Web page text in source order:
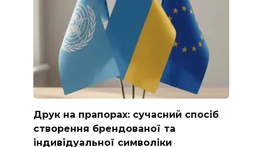
Друк на прапорах: сучасний спосіб
створення брендованої та
індивідуальної символіки